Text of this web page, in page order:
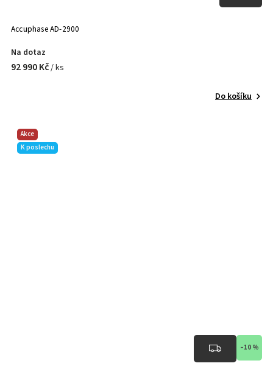
Accuphase AD-2900
Na dotaz
92 990 Kč/ ks
Do košíku
Akce
K poslechu
–10 %